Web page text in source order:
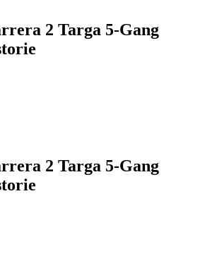
2 Targa 5-Gang
2 Targa 5-Gang